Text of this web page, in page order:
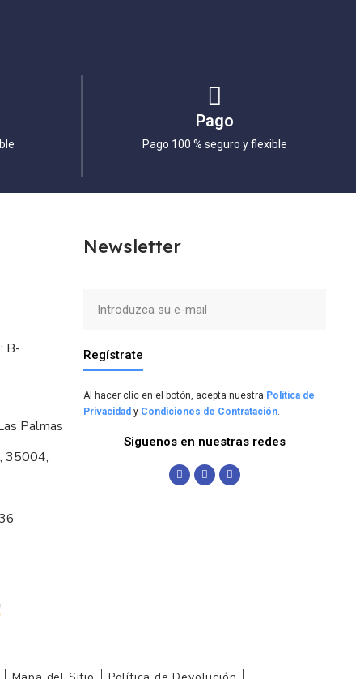
Pago
Pago 100 % seguro y flexible
B-
Palmas
35004,
Newsletter
Regístrate
Al hacer clic en el botón, acepta nuestra Política de
Privacidad y Condiciones de Contratación
Siguenos en nuestras redes